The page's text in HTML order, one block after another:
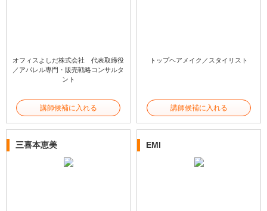
オフィスよしだ株式会社 代表取締役
／アパレル専門・販売戦略コンサルタ
ント
講師候補に入れる
トップヘアメイク／スタイリスト
講師候補に入れる
三喜本恵美 EMI